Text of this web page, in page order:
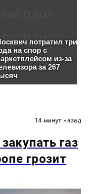
14 минут назад
газ
грозит